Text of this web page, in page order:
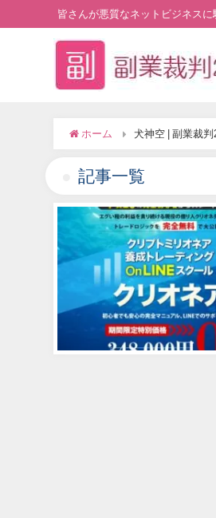
皆さんが悪質なネットビジネス
ホーム 犬神空 | 副業裁判
記事一覧